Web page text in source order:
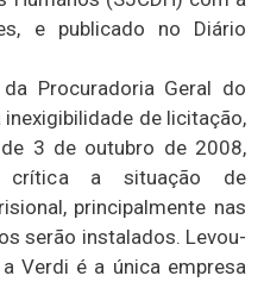
e publicado no Diário
Procuradoria Geral do
inexigibilidade de licitação,
3 de outubro de 2008,
crítica a situação de
principalmente nas
serão instalados. Levou-
Verdi é a única empresa